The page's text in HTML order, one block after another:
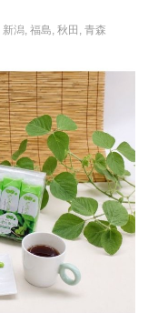
新潟, 福島 秋田 青森